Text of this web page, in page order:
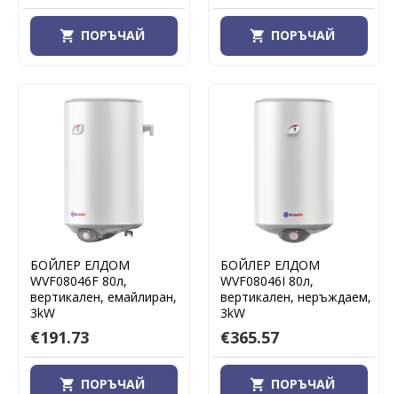
ПОРЪЧАЙ ПОРЪЧАЙ
БОЙЛЕР ЕЛДОМ
WVF08046F 80л,
вертикален, емайлиран,
3kW
€191.73
ПОРЪЧАЙ
БОЙЛЕР ЕЛДОМ
WVF08046I 80л,
вертикален, неръждаем,
3kW
€365.57
ПОРЪЧАЙ